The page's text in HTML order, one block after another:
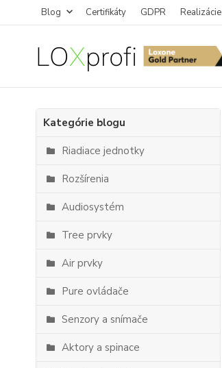
Blog Certifikáty GDPR Realizácie
Kategórie blogu
Riadiace jednotky
Rozšírenia
Audiosystém
Tree prvky
Air prvky
Pure ovládače
Senzory a snímače
Aktory a spinace